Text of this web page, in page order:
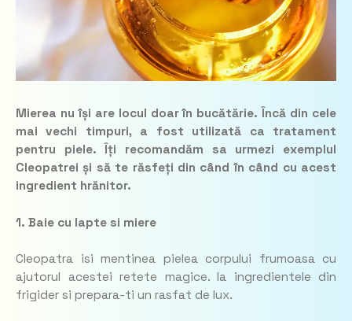
Mierea nu își are locul doar în bucătărie. Încă din cele
mai vechi timpuri, a fost utilizată ca tratament
pentru piele. Îți recomandăm sa urmezi exemplul
Cleopatrei și să te răsfeți din când în când cu acest
ingredient hrănitor.
1. Baie cu lapte si miere
Cleopatra isi mentinea pielea corpului frumoasa cu
ajutorul acestei retete magice. Ia ingredientele din
frigider si prepara-ti un rasfat de lux.